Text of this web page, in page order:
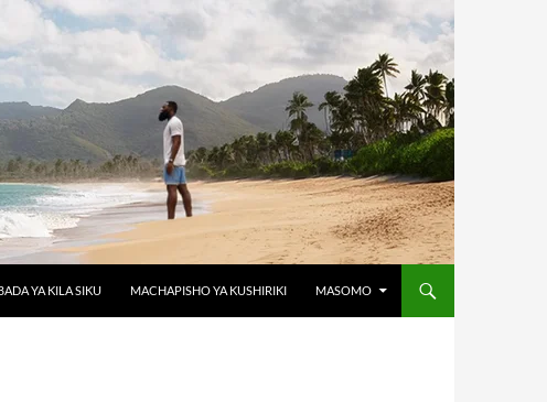
YA KILA SIKU MACHAPISHO YA KUSHIRIKI MASOMO